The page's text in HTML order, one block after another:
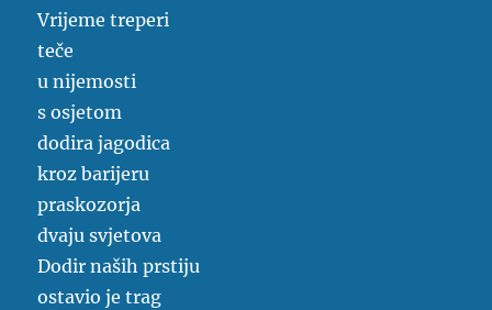
Vrijeme treperi
teče
u nijemosti
s osjetom
dodira jagodica
kroz barijeru
praskozorja
dvaju svjetova
Dodir naših prstiju
ostavio je trag